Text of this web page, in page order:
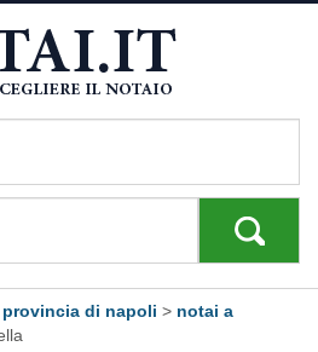
di napoli > notai a